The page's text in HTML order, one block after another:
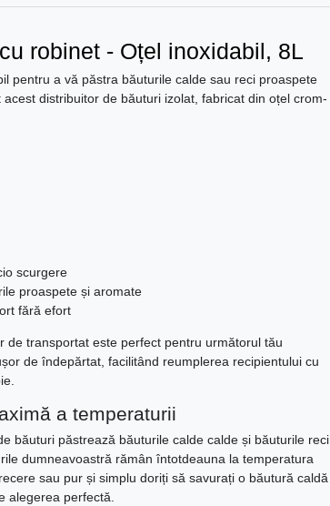
robinet - Oțel inoxidabil, 8L
pentru a vă păstra băuturile calde sau reci proaspete
distribuitor de băuturi izolat, fabricat din oțel crom-
scurgere
proaspete și aromate
fără efort
de transportat este perfect pentru următorul tău
de îndepărtat, facilitând reumplerea recipientului cu
a temperaturii
băuturi păstrează băuturile calde calde și băuturile reci
dumneavoastră rămân întotdeauna la temperatura
sau pur și simplu doriți să savurați o băutură caldă
alegerea perfectă.